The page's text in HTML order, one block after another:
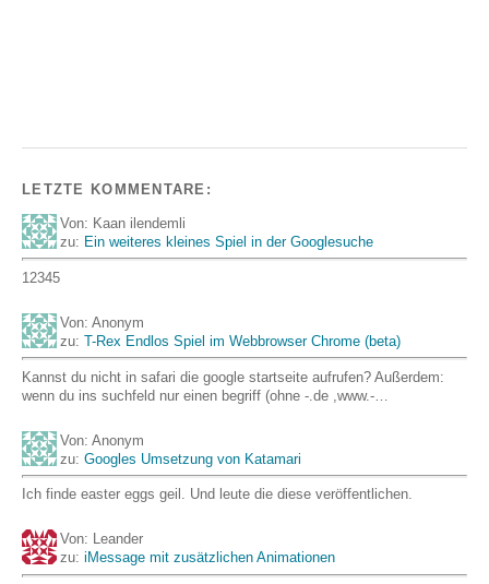
LETZTE KOMMENTARE:
Von: Kaan ilendemli
zu: Ein weiteres kleines Spiel in der Googlesuche
12345
Von: Anonym
zu: T-Rex Endlos Spiel im Webbrowser Chrome (beta)
Kannst du nicht in safari die google startseite aufrufen? Außerdem:
wenn du ins suchfeld nur einen begriff (ohne -.de ,www.-…
Von: Anonym
zu: Googles Umsetzung von Katamari
Ich finde easter eggs geil. Und leute die diese veröffentlichen.
Von: Leander
zu: iMessage mit zusätzlichen Animationen